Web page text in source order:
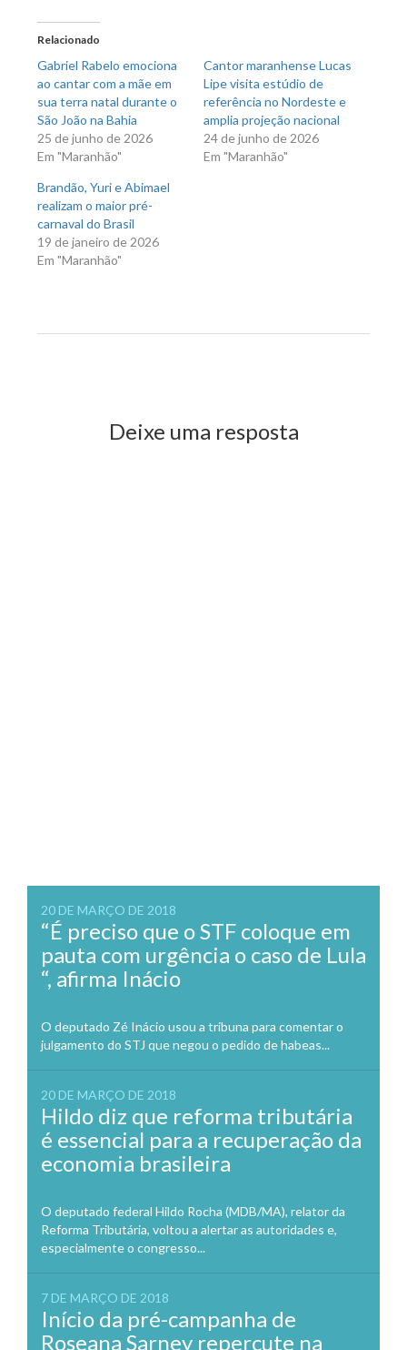
em
nova
janela)
Relacionado
Gabriel Rabelo emociona
ao cantar com a mãe em
sua terra natal durante o
São João na Bahia
25 de junho de 2026
Em "Maranhão"
Cantor maranhense Lucas
Lipe visita estúdio de
referência no Nordeste e
amplia projeção nacional
24 de junho de 2026
Em "Maranhão"
Brandão, Yuri e Abimael
realizam o maior pré-
carnaval do Brasil
19 de janeiro de 2026
Em "Maranhão"
Deixe uma resposta
20 DE MARÇO DE 2018
“É preciso que o STF coloque em
pauta com urgência o caso de Lula
“, afirma Inácio
O deputado Zé Inácio usou a tribuna para comentar o
julgamento do STJ que negou o pedido de habeas...
20 DE MARÇO DE 2018
Hildo diz que reforma tributária
é essencial para a recuperação da
economia brasileira
O deputado federal Hildo Rocha (MDB/MA), relator da
Reforma Tributária, voltou a alertar as autoridades e,
especialmente o congresso...
7 DE MARÇO DE 2018
Início da pré-campanha de
Roseana Sarney repercute na